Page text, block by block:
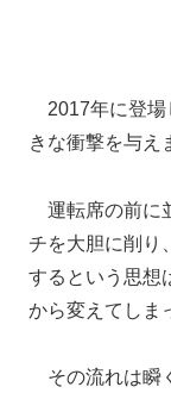
2017年に登場
きな衝撃を与え
運転席の前に
チを大胆に削り
するという思想
から変えてしま
その流れは瞬